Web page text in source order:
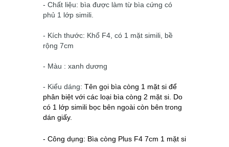
- Chất liệu: bìa được làm từ bìa cứng có
phủ 1 lớp simili.
- Kích thước: Khổ F4, có 1 mặt simili, bề
rộng 7cm
- Màu : xanh dương
- Kiểu dáng: Tên gọi bìa còng 1 mặt si để
phân biệt với các loại bìa còng 2 mặt si. Do
có 1 lớp simili bọc bên ngoài còn bên trong
dán giấy.
- Công dụng: Bìa còng Plus F4 7cm 1 mặt si